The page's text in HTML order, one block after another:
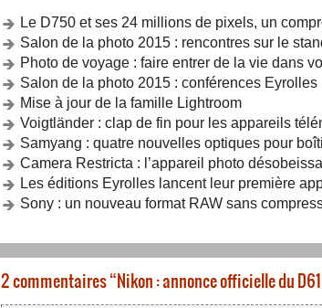
Le D750 et ses 24 millions de pixels, un
Salon de la photo 2015 : rencontres sur le
Photo de voyage : faire entrer de la vie dans
Salon de la photo 2015 : conférences Eyrolles
Mise à jour de la famille Lightroom
Voigtländer : clap de fin pour les appareils
Samyang : quatre nouvelles optiques pour
Camera Restricta : l’appareil photo
Les éditions Eyrolles lancent leur première
Sony : un nouveau format RAW sans
2 commentaires “Nikon : annonce officielle du